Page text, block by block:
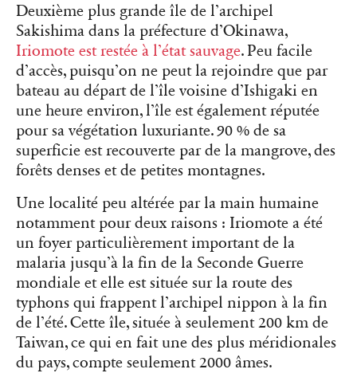
Deuxième plus grande île de l’archipel
Sakishima dans la préfecture d’Okinawa,
Iriomote est restée à l’état sauvage. Peu facile
d’accès, puisqu’on ne peut la rejoindre que par
bateau au départ de l’île voisine d’Ishigaki en
une heure environ, l’île est également réputée
pour sa végétation luxuriante. 90 % de sa
superficie est recouverte par de la mangrove, des
forêts denses et de petites montagnes.
Une localité peu altérée par la main humaine
notamment pour deux raisons : Iriomote a été
un foyer particulièrement important de la
malaria jusqu’à la fin de la Seconde Guerre
mondiale et elle est située sur la route des
typhons qui frappent l’archipel nippon à la fin
de l’été. Cette île, située à seulement 200 km de
Taiwan, ce qui en fait une des plus méridionales
du pays, compte seulement 2000 âmes.